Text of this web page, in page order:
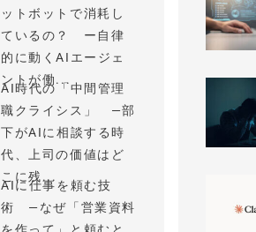
ットボットで消耗し
ているの？ ー自律
的に動くAIエージェ
ントが働...
AI時代の「中間管理
職クライシス」 —部
下がAIに相談する時
代、上司の価値はど
こに残...
AIに仕事を頼む技
術 —なぜ「営業資料